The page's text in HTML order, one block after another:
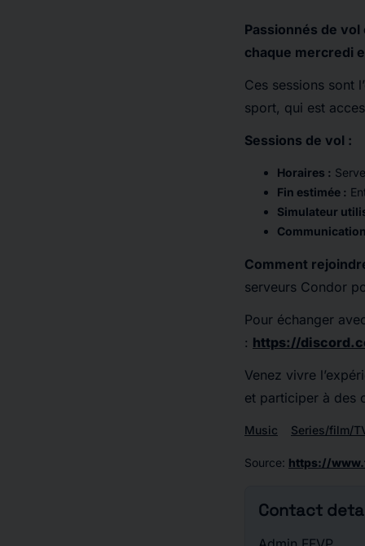
Passionnés de
chaque mercredi
Ces sessions sont
sport, qui est
Sessions de vol :
Horaires :
Fin estimée :
Simulateur
Comment
serveurs Condor
Pour échanger
: https://
Venez vivre
et participer à des
Music Series/film/
Source: https://
Contact